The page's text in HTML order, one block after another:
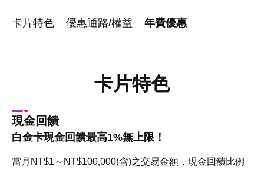
卡片特色 優惠通路/權益 年費優惠
卡片特色
現金回饋
白金卡現金回饋最高1%無上限！
當月NT$1～NT$100,000(含)之交易金額，現金回饋比例